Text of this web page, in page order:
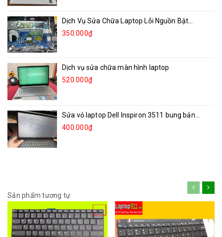
Dịch Vụ Sửa Chữa Laptop Lỗi Nguồn Bật...
350.000₫
Dịch vụ sửa chữa màn hình laptop
520.000₫
Sửa vỏ laptop Dell Inspiron 3511 bung bản...
400.000₫
Sản phẩm tương tự